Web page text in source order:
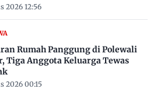
2026 12:56
Rumah Panggung di Polewali
Tiga Anggota Keluarga Tewas
2026 00:15